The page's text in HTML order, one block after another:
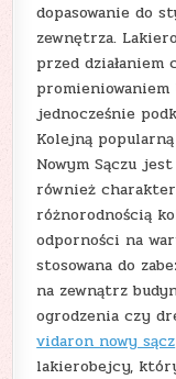
dopasowanie do
zewnętrza.
przed
jednocześnie
Kolejną
Nowym Sączu
również
różnorodnością
odporności na
stosowana do
na zewnątrz
ogrodzenia czy
vidaron nowy sącz
lakierobejcy,